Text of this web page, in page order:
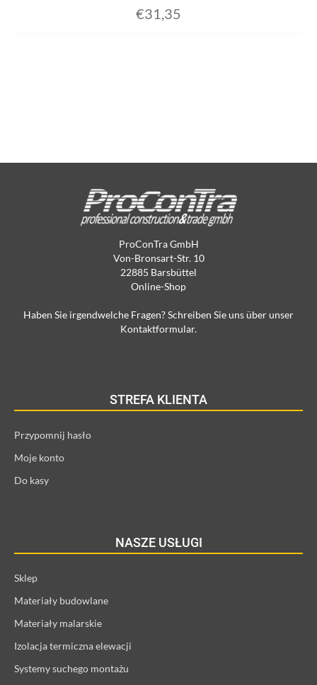
€31,35
ProConTra GmbH
Von-Bronsart-Str. 10
22885 Barsbüttel
Online-Shop
Haben Sie irgendwelche Fragen? Schreiben Sie uns über unser
Kontaktformular.
STREFA KLIENTA
Przypomnij hasło
Moje konto
Do kasy
NASZE USŁUGI
Sklep
Materiały budowlane
Materiały malarskie
Izolacja termiczna elewacji
Systemy suchego montażu